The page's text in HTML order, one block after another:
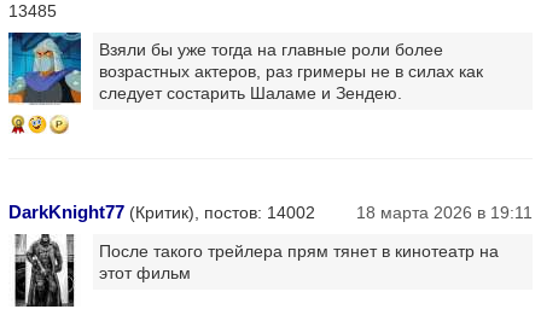
13485
9
Взяли бы уже тогда на главные роли более
возрастных актеров, раз гримеры не в силах как
следует состарить Шаламе и Зендею.
DarkKnight77 (Критик), постов: 14002
18 марта 2026 в 19:11
После такого трейлера прям тянет в кинотеатр на
этот фильм